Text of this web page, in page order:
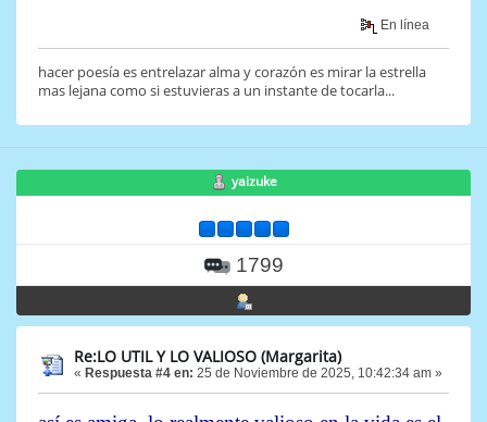
En línea
hacer poesía es entrelazar alma y corazón es mirar la estrella
mas lejana como si estuvieras a un instante de tocarla...
yaizuke
1799
Re:LO UTIL Y LO VALIOSO (Margarita)
« Respuesta #4 en: 25 de Noviembre de 2025, 10:42:34 am »